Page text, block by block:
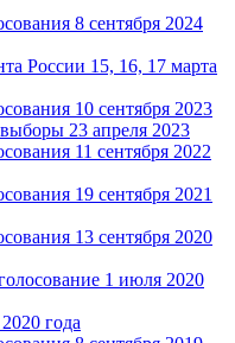
8 сентября 2024
России 15, 16, 17 марта
10 сентября 2023
23 апреля 2023
11 сентября 2022
19 сентября 2021
13 сентября 2020
1 июля 2020
года